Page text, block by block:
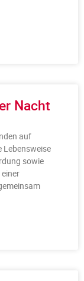
Nacht
auf
Lebensweise
sowie